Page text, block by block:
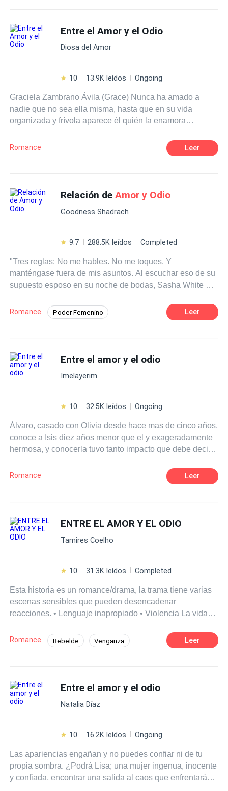
padres Ernesto y Luna han pasado viajando por el
mundo disfrutando de sus años luego de todo lo que mi
madre sufrió a manos de ese desalmado, con el paso de
bendiciones, esperando que nada cambie pero solo la
nueva historia.
Entre el Amor y el Odio
Diosa del Amor
10 13.9K leídos Ongoing
Graciela Zambrano Ávila (Grace) Nunca ha amado a
nadie que no sea ella misma, hasta que en su vida
organizada y frívola aparece él quién la enamora
él. Nicolás de la Garza Pérez (Nick) En su nueva vida
dónde intenta dejar atrás su pasado, conoce a una mujer
luchado, su libertad. Vivirá con el miedo de que su oscuro
secreto salga a la luz. ¿Podrá el amor ser capaz de lograr
lo imposible?, ¿Podrá triunfar el amor por encima del
por encima de todo?
Romance Leer
Relación deAmor y Odio
Goodness Shadrach
9.7 288.5K leídos Completed
"Tres reglas: No me hables. No me toques. Y
manténgase fuera de mis asuntos. Al escuchar eso de su
supuesto esposo en su noche de bodas, Sasha White o,
verdadero significado del matrimonio. Al estar casada
con el apuesto multimillonario, Michael Brown, Sasha no
desde sus días escolares, pero no había podido
perseguirlo debido al hecho de que en la escuela era
conocido como el chico .~~~~~ Contiene las tres series
Romance Poder Femenino
Contemporánea Mujeriego
Matrimonio por Contrato
Leer
Entre el amor y el odio
Imelayerim
10 32.5K leídos Ongoing
Álvaro, casado con Olivia desde hace mas de cinco años,
conoce a Isis diez años menor que el y exageradamente
hermosa, y conocerla tuvo tanto impacto que debe decidir
donde reinan las peleas los rencores del pasado y la
rutina; O seguir los latidos de su corazón, y comenzar una
Álvaro, creara consecuencias inimaginables. ¿Intentarías
recuperar tu relación por mantener tu familia unida?
¿Dejarías todo por un amor, soportando ser juzgado,
relación funcionara de verdad? "Allí la vi, desearía ir a
su sonrisa, es tan hermosa, dejaría todo por estar con
ella. Sus pensamientos fueron interrumpidos por una
llamada telefónica, que lo devolvía de golpe a su absurda
costumbre " Continuara...
Romance Leer
ENTRE EL AMOR Y EL ODIO
Tamires Coelho
10 31.3K leídos Completed
Esta historia es un romance/drama, la trama tiene varias
escenas sensibles que pueden desencadenar
reacciones. • Lenguaje inapropiado • Violencia La vida
ha sido diferente para Rebecca Jenkins Halgrave y Alex
Shaw Baker, dos jóvenes que se conocen en Seattle en
joven pareja unida por el azar tenga un final feliz juntos?
Sólo el tiempo lo dirá.
Romance Rebelde Venganza
Desafío a las Expectativas
Identidad oculta
Leer
Entre el amor y el odio
Natalia Díaz
10 16.2K leídos Ongoing
Las apariencias engañan y no puedes confiar ni de tu
propia sombra. ¿Podrá Lisa; una mujer ingenua, inocente
y confiada, encontrar una salida al caos que enfrentará